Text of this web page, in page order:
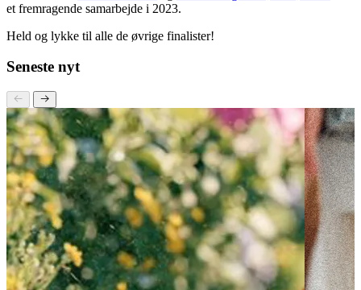
et fremragende samarbejde i 2023.
Held og lykke til alle de øvrige finalister!
Seneste nyt